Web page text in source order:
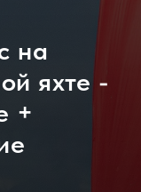
на
яхте -
+